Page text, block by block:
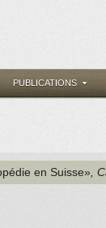
PUBLICATIONS
en Suisse» ,